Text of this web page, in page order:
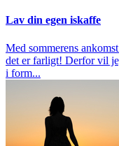
Lav din egen iskaffe
Med sommerens
det er farligt! Derfor vil
i form...